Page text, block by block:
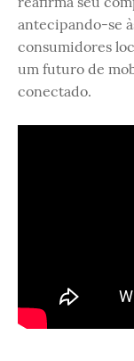
antecipando-se
consumidores
um futuro de
conectado.